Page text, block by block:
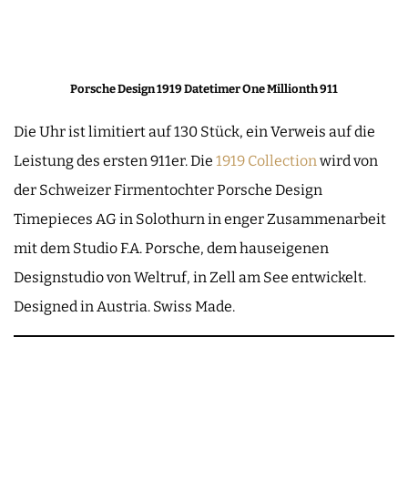
Porsche Design 1919 Datetimer One Millionth 911
Die Uhr ist limitiert auf 130 Stück, ein Verweis auf die
Leistung des ersten 911er. Die 1919 Collection wird von
der Schweizer Firmentochter Porsche Design
Timepieces AG in Solothurn in enger Zusammenarbeit
mit dem Studio F.A. Porsche, dem hauseigenen
Designstudio von Weltruf, in Zell am See entwickelt.
Designed in Austria. Swiss Made.